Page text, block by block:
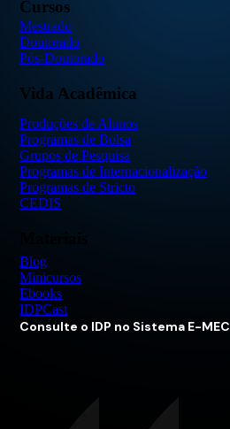
Cursos
Mestrado
Doutorado
Pós-Doutorado
Vida Acadêmica
Produções de Alunos
Programas de Bolsa
Grupos de Pesquisa
Programas de Internacionalização
Programas de Stricto
CEDIS
Blog
Minicursos
Ebooks
IDPCast
Consulte o IDP no Sistema E-MEC